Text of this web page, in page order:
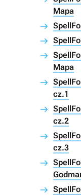
Mapa
Mapa
cz.1
cz.2
cz.3